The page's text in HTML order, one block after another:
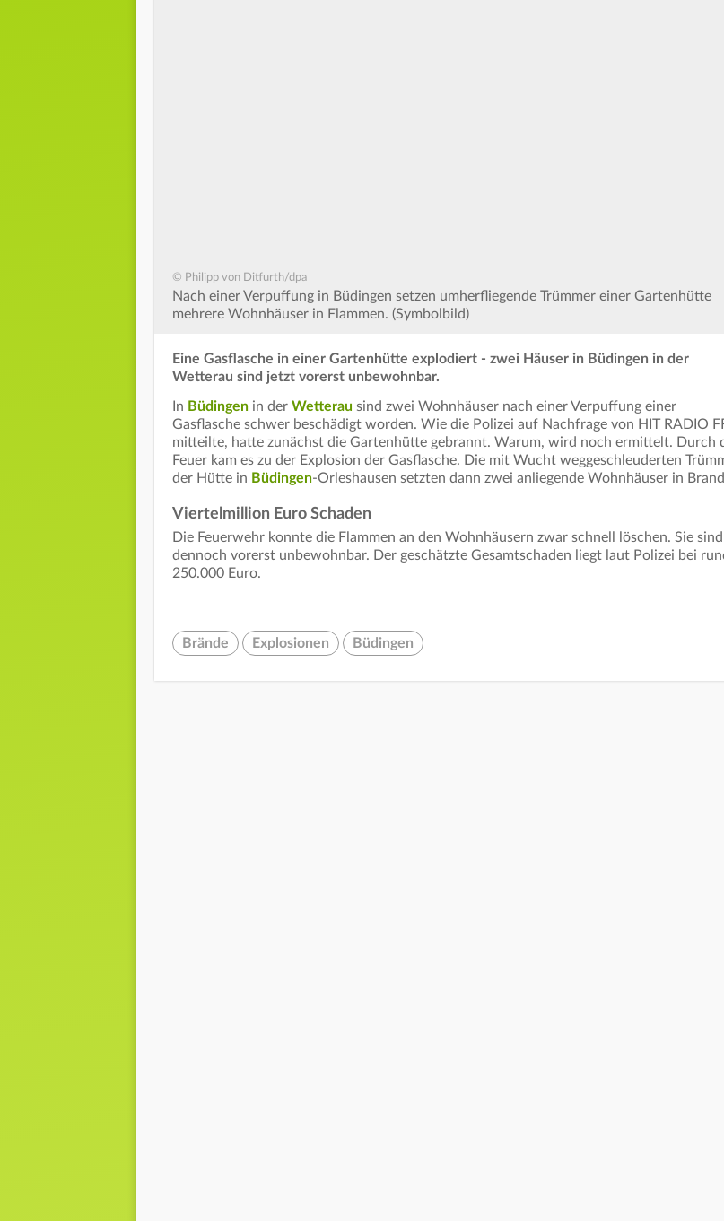
© Philipp von Ditfurth/dpa
Nach einer Verpuffung in Büdingen setzen umherfliegende Trümmer einer Gartenhütte
mehrere Wohnhäuser in Flammen. (Symbolbild)
Eine Gasflasche in einer Gartenhütte explodiert - zwei Häuser in Büdingen in der
Wetterau sind jetzt vorerst unbewohnbar.
In Büdingen in der Wetterau sind zwei Wohnhäuser nach einer Verpuffung einer
Gasflasche schwer beschädigt worden. Wie die Polizei auf Nachfrage von HIT RADIO
mitteilte, hatte zunächst die Gartenhütte gebrannt. Warum, wird noch ermittelt. Durch
Feuer kam es zu der Explosion der Gasflasche. Die mit Wucht weggeschleuderten
der Hütte in Büdingen-Orleshausen setzten dann zwei anliegende Wohnhäuser in
Viertelmillion Euro Schaden
Die Feuerwehr konnte die Flammen an den Wohnhäusern zwar schnell löschen. Sie sind
dennoch vorerst unbewohnbar. Der geschätzte Gesamtschaden liegt laut Polizei bei
250.000 Euro.
Brände Explosionen Büdingen